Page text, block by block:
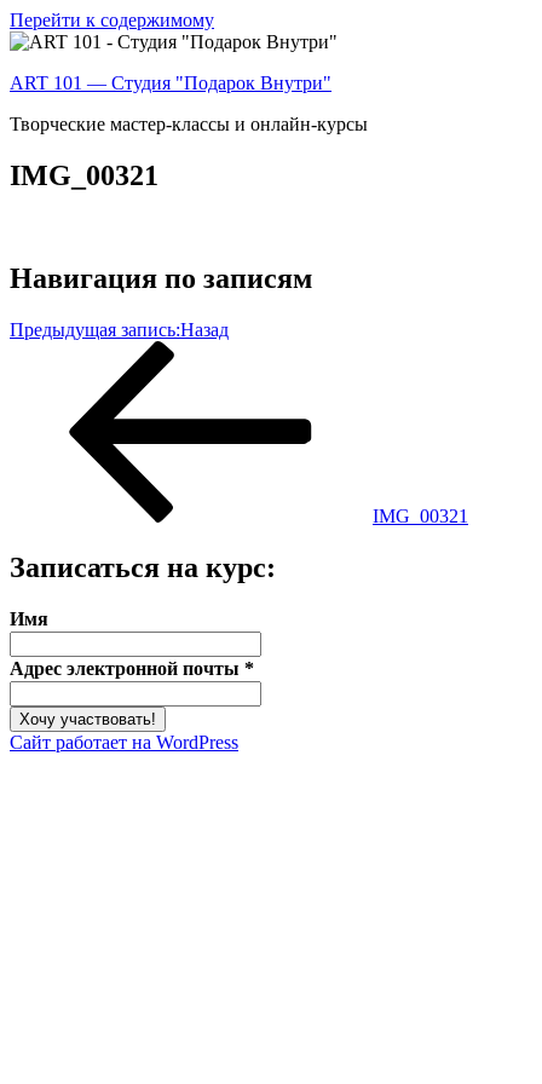
Перейти к содержимому
ART 101 — Студия "Подарок Внутри"
Творческие мастер-классы и онлайн-курсы
IMG_00321
Навигация по записям
Предыдущая запись:Назад
IMG_00321
Записаться на курс:
Имя
Адрес электронной почты *
Сайт работает на WordPress